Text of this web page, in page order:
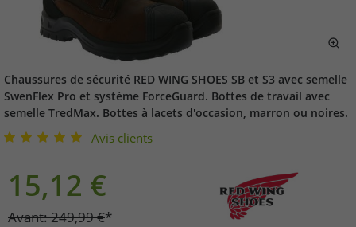
Chaussures de sécurité RED WING SHOES SB et S3 avec semelle
SwenFlex Pro et système ForceGuard. Bottes de travail avec
semelle TredMax. Bottes à lacets d'occasion, marron ou noires.
Avis clients
15,12 €
Avant:249,99€*